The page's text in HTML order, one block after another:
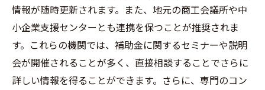
専門家に相談するメリットと活用法
神奈川県で利用可能な補助金の種類と選び方
地域振興補助金の特徴と活用法
環境保護関連の補助金を探すコツ
情報が随時更新されます。また、地元の商工会議所や中
小企業支援センターとも連携を保つことが推奨されま
す。これらの機関では、補助金に関するセミナーや説明
会が開催されることが多く、直接相談することでさらに
詳しい情報を得ることができます。さらに、専門のコン